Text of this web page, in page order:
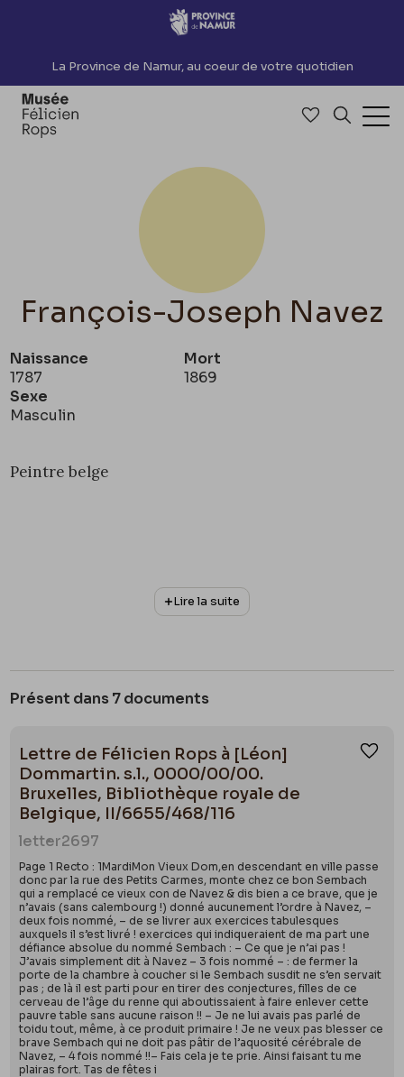
Accèder directement au contenu
La Province de Namur, au coeur de votre quotidien
Accéder à
François-Joseph Navez
Naissance
1787
Mort
1869
Sexe
Masculin
Peintre belge
Lire la suite
Présent dans 7 documents
Lettre de Félicien Rops à [Léon]
Dommartin. s.l., 0000/00/00.
Bruxelles, Bibliothèque royale de
Belgique, II/6655/468/116
letter2697
Page 1 Recto : 1MardiMon Vieux Dom,en descendant en ville passe
donc par la rue des Petits Carmes, monte chez ce bon Sembach
qui a remplacé ce vieux con de Navez & dis bien a ce brave, que je
n’avais (sans calembourg !) donné aucunement l’ordre à Navez, –
deux fois nommé, – de se livrer aux exercices tabulesques
auxquels il s’est livré ! exercices qui indiqueraient de ma part une
défiance absolue du nommé Sembach : – Ce que je n’ai pas !
J’avais simplement dit à Navez – 3 fois nommé – : de fermer la
porte de la chambre à coucher si le Sembach susdit ne s’en servait
pas ; de là il est parti pour en tirer des conjectures, filles de ce
cerveau de l’âge du renne qui aboutissaient à faire enlever cette
pauvre table sans aucune raison !! – Je ne lui avais pas parlé de
toidu tout, même, à ce produit primaire ! Je ne veux pas blesser ce
brave Sembach qui ne doit pas pâtir de l’aquosité cérébrale de
Navez, – 4 fois nommé !!– Fais cela je te prie. Ainsi faisant tu me
plairas fort. Tas de fêtes i